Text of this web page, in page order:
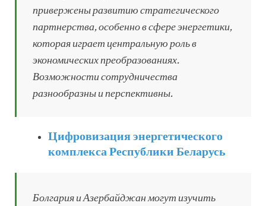
привержены развитию стратегического
партнерства, особенно в сфере энергетики,
которая играет центральную роль в
экономических преобразованиях.
Возможности сотрудничества
разнообразны и перспективны.
Цифровизация энергетического
комплекса Республики Беларусь
Болгария и Азербайджан могут изучить